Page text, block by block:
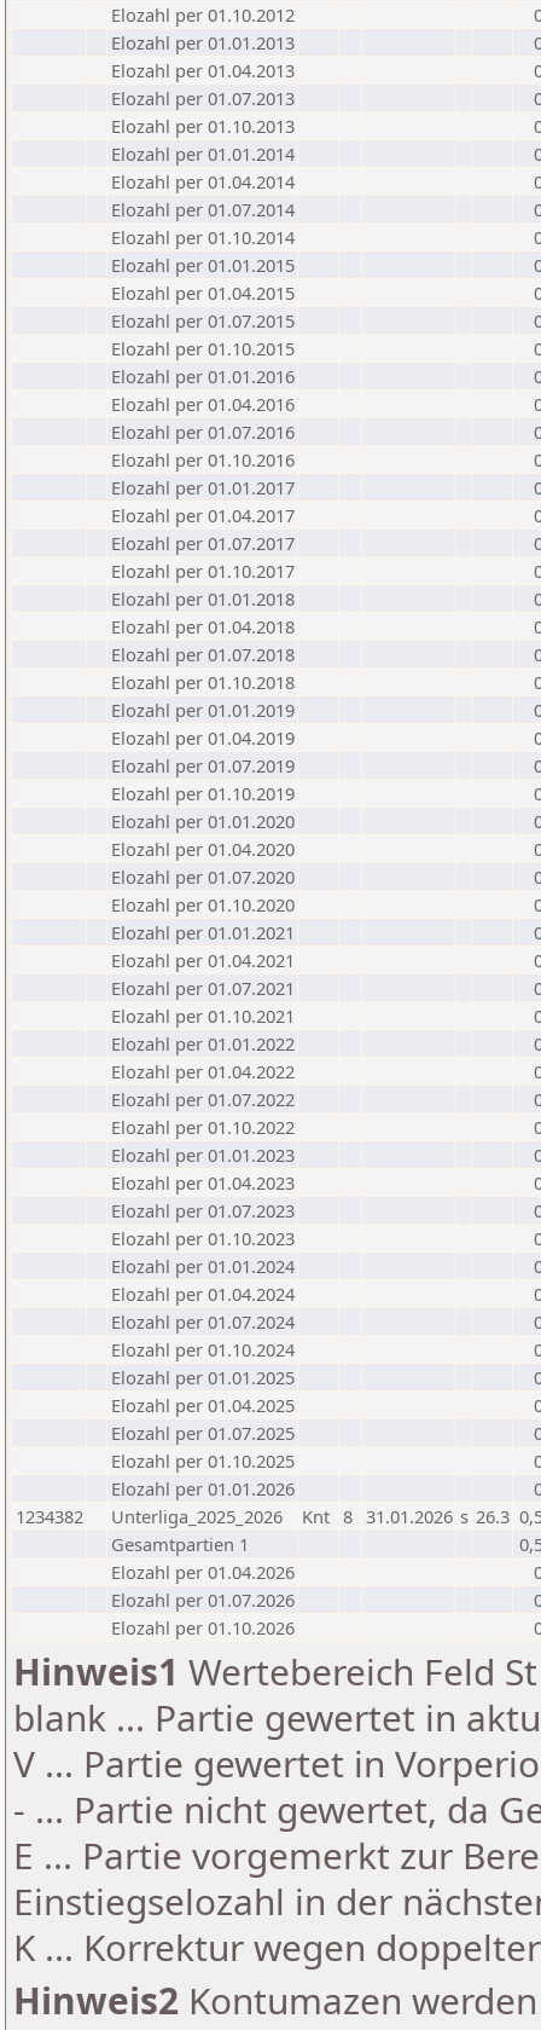
Elozahl per 01.10.2012
Elozahl per 01.01.2013
Elozahl per 01.04.2013
Elozahl per 01.07.2013
Elozahl per 01.10.2013
Elozahl per 01.01.2014
Elozahl per 01.04.2014
Elozahl per 01.07.2014
Elozahl per 01.10.2014
Elozahl per 01.01.2015
Elozahl per 01.04.2015
Elozahl per 01.07.2015
Elozahl per 01.10.2015
Elozahl per 01.01.2016
Elozahl per 01.04.2016
Elozahl per 01.07.2016
Elozahl per 01.10.2016
Elozahl per 01.01.2017
Elozahl per 01.04.2017
Elozahl per 01.07.2017
Elozahl per 01.10.2017
Elozahl per 01.01.2018
Elozahl per 01.04.2018
Elozahl per 01.07.2018
Elozahl per 01.10.2018
Elozahl per 01.01.2019
Elozahl per 01.04.2019
Elozahl per 01.07.2019
Elozahl per 01.10.2019
Elozahl per 01.01.2020
Elozahl per 01.04.2020
Elozahl per 01.07.2020
Elozahl per 01.10.2020
Elozahl per 01.01.2021
Elozahl per 01.04.2021
Elozahl per 01.07.2021
Elozahl per 01.10.2021
Elozahl per 01.01.2022
Elozahl per 01.04.2022
Elozahl per 01.07.2022
Elozahl per 01.10.2022
Elozahl per 01.01.2023
Elozahl per 01.04.2023
Elozahl per 01.07.2023
Elozahl per 01.10.2023
Elozahl per 01.01.2024
Elozahl per 01.04.2024
Elozahl per 01.07.2024
Elozahl per 01.10.2024
Elozahl per 01.01.2025
Elozahl per 01.04.2025
Elozahl per 01.07.2025
Elozahl per 01.10.2025
Elozahl per 01.01.2026
1234382
Unterliga_2025_2026 Knt 8 31.01.2026 s 26.3
Gesamtpartien 1
Elozahl per 01.04.2026
Elozahl per 01.07.2026
Elozahl per 01.10.2026
Hinweis1 Wertebereich Feld
blank ... Partie gewertet in
V ... Partie gewertet in
- ... Partie nicht gewertet, da
E ... Partie vorgemerkt zur
Einstiegselozahl in der
K ... Korrektur wegen
Hinweis2 Kontumazen